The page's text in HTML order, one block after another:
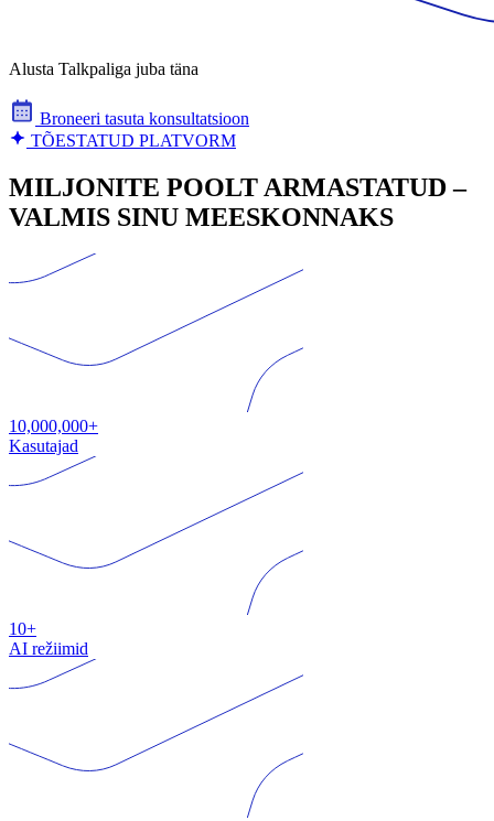
Alusta Talkpaliga juba täna
Broneeri tasuta konsultatsioon
TÕESTATUD PLATVORM
MILJONITE POOLT ARMASTATUD –
VALMIS SINU MEESKONNAKS
10,000,000+
Kasutajad
10+
AI režiimid